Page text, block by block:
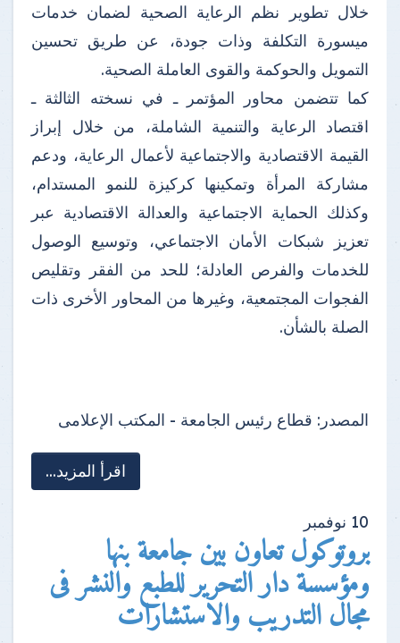
خلال تطوير نظم الرعاية الصحية لضمان خدمات
ميسورة التكلفة وذات جودة، عن طريق تحسين
التمويل والحوكمة والقوى العاملة الصحية.
كما تتضمن محاور المؤتمر ـ في نسخته الثالثة ـ
اقتصاد الرعاية والتنمية الشاملة، من خلال إبراز
القيمة الاقتصادية والاجتماعية لأعمال الرعاية، ودعم
مشاركة المرأة وتمكينها كركيزة للنمو المستدام،
وكذلك الحماية الاجتماعية والعدالة الاقتصادية عبر
تعزيز شبكات الأمان الاجتماعي، وتوسيع الوصول
للخدمات والفرص العادلة؛ للحد من الفقر وتقليص
الفجوات المجتمعية، وغيرها من المحاور الأخرى ذات
الصلة بالشأن.
المصدر: قطاع رئيس الجامعة - المكتب الإعلامى
اقرأ المزيد...
10 نوفمبر
بروتوكول تعاون بين جامعة بنها
ومؤسسة دار التحرير للطبع والنشر فى
مجال التدريب والاستشارات